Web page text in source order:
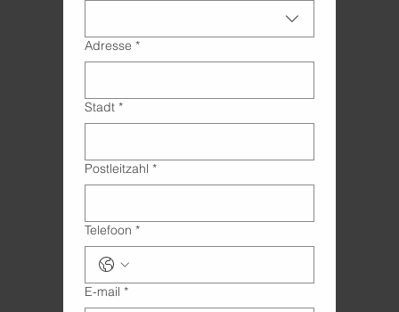
Adresse *
Stadt *
Postleitzahl *
Telefoon *
E-mail *